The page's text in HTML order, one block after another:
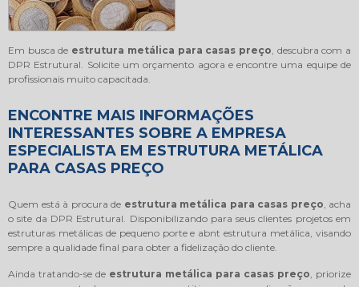
Em busca de estrutura metálica para casas preço , descubra com a
DPR Estrutural. Solicite um orçamento agora e encontre uma equipe de
profissionais muito capacitada.
ENCONTRE MAIS INFORMAÇÕES
INTERESSANTES SOBRE A EMPRESA
ESPECIALISTA EM ESTRUTURA METÁLICA
PARA CASAS PREÇO
Quem está à procura de estrutura metálica para casas preço , acha
o site da DPR Estrutural. Disponibilizando para seus clientes projetos em
estruturas metálicas de pequeno porte e abnt estrutura metálica, visando
sempre a qualidade final para obter a fidelização do cliente.
Ainda tratando-se de estrutura metálica para casas preço , priorize